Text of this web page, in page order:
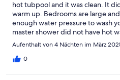
hot tubpool and it was clean. It
warm up. Bedrooms are large
enough water pressure to wash
master shower did not have hot
conditioner actually worked but
ways are beautiful. There is
Aufenthalt von 4 Nächten im März
0